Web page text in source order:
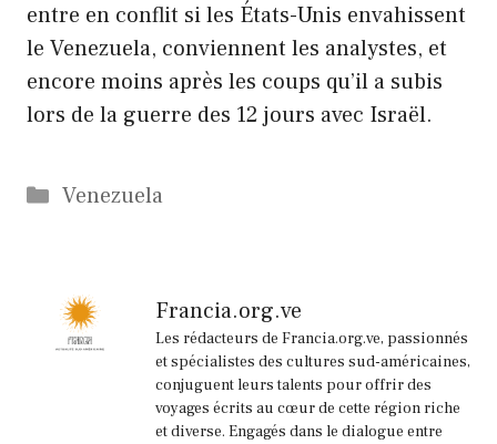
entre en conflit si les États-Unis envahissent
le Venezuela, conviennent les analystes, et
encore moins après les coups qu’il a subis
lors de la guerre des 12 jours avec Israël.
Catégories
Venezuela
Francia.org.ve
Les rédacteurs de Francia.org.ve, passionnés
et spécialistes des cultures sud-américaines,
conjuguent leurs talents pour offrir des
voyages écrits au cœur de cette région riche
et diverse. Engagés dans le dialogue entre